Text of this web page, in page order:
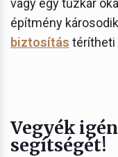
építmény
biztosítás térítheti
Vegyék
segítségét!